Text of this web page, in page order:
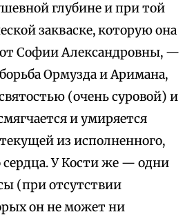
глубине и при той
закваске, которую она
от Софии Александровны, —
Ормузда и Аримана,
(очень суровой) и
и умиряется
из исполненного,
У Кости же — одни
(при отсутствии
он не может ни